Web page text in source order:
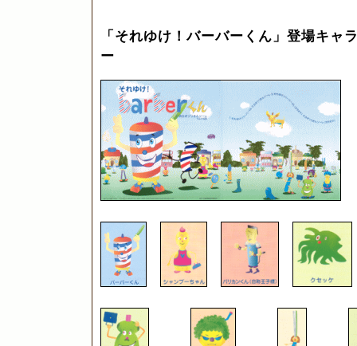
「それゆけ！バーバーくん」登場キャ
ー